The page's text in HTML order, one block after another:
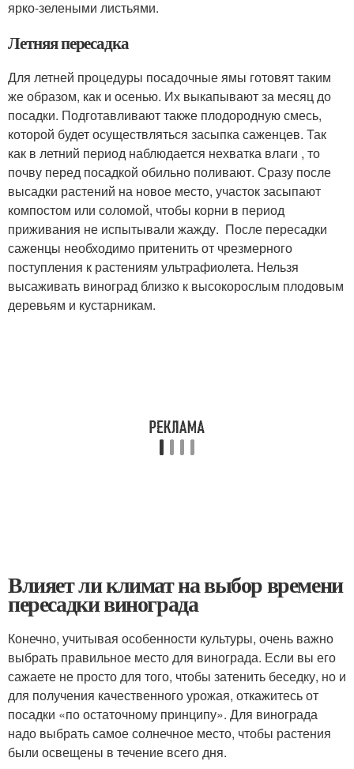
ярко-зелеными листьями.
Летняя пересадка
Для летней процедуры посадочные ямы готовят таким
же образом, как и осенью. Их выкапывают за месяц до
посадки. Подготавливают также плодородную смесь,
которой будет осуществляться засыпка саженцев. Так
как в летний период наблюдается нехватка влаги , то
почву перед посадкой обильно поливают. Сразу после
высадки растений на новое место, участок засыпают
компостом или соломой, чтобы корни в период
приживания не испытывали жажду. После пересадки
саженцы необходимо притенить от чрезмерного
поступления к растениям ультрафиолета. Нельзя
высаживать виноград близко к высокорослым плодовым
деревьям и кустарникам.
Влияет ли климат на выбор времени
пересадки винограда
Конечно, учитывая особенности культуры, очень важно
выбрать правильное место для винограда. Если вы его
сажаете не просто для того, чтобы затенить беседку, но и
для получения качественного урожая, откажитесь от
посадки «по остаточному принципу». Для винограда
надо выбрать самое солнечное место, чтобы растения
были освещены в течение всего дня.